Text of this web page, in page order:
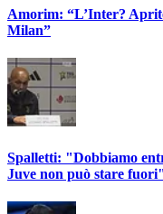
Amorim: “L’Inter?
Milan”
Spalletti: "Dobbiamo
Juve non può stare fuori"